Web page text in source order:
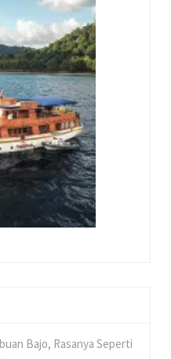
Bajo, Rasanya Seperti